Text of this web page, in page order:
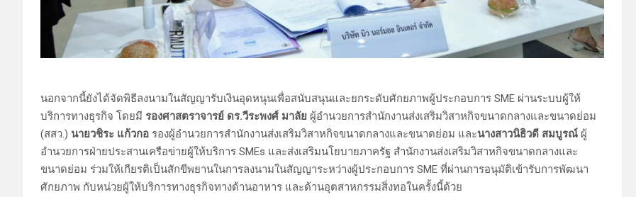
นอกจากนี้ยังได้จัดพิธีลงนามในสัญญารับเงินอุดหนุนเพื่อสนับสนุนและยกระดับศักยภาพผู้ประกอบการ SME ผ่านระบบผู้ให้
บริการทางธุรกิจ โดยมี รองศาสตราจารย์ ดร.วีระพงศ์ มาลัย ผู้อำนวยการสำนักงานส่งเสริมวิสาหกิจขนาดกลางและขนาดย่อม
(สสว.) นายวชิระ แก้วกอ รองผู้อำนวยการสำนักงานส่งเสริมวิสาหกิจขนาดกลางและขนาดย่อม และนางสาวนิธิวดี สมบูรณ์ ผู้
อำนวยการฝ่ายประสานเครือข่ายผู้ให้บริการ SMEs และส่งเสริมนโยบายภาครัฐ สำนักงานส่งเสริมวิสาหกิจขนาดกลางและ
ขนาดย่อม ร่วมให้เกียรติเป็นสักขีพยานในการลงนามในสัญญาระหว่างผู้ประกอบการ SME ที่ผ่านการอนุมัติเข้ารับการพัฒนา
ศักยภาพ กับหน่วยผู้ให้บริการทางธุรกิจทางด้านอาหาร และด้านอุตสาหกรรมสิ่งทอในครั้งนี้ด้วย